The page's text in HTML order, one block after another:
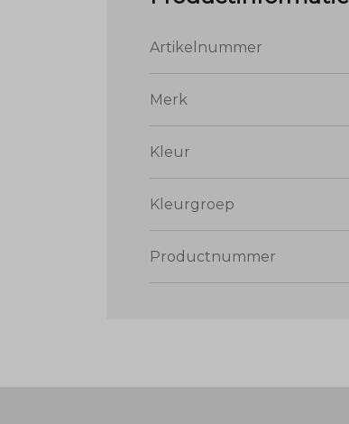
Artikelnummer
Merk
Kleur
Kleurgroep
Productnummer